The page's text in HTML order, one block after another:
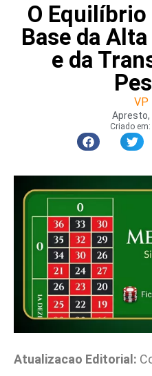
O
Base da
e da
VP
Apresto,
Criado em:
Atualizacao Editorial: